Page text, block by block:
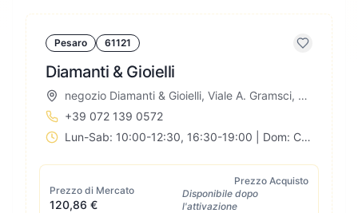
Pesaro 61121
Diamanti & Gioielli
negozio Diamanti & Gioielli, Viale A. Gramsci, 35, 61121 Pesaro PU, Italia
+39 072 139 0572
Lun-Sab: 10:00-12:30, 16:30-19:00 | Dom: Chiuso
Prezzo di Mercato
120,86 €
Prezzo Acquisto
Disponibile dopo
l'attivazione